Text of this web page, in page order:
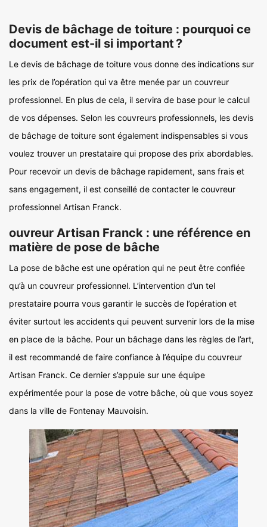
Devis de bâchage de toiture : pourquoi ce
document est-il si important ?
Le devis de bâchage de toiture vous donne des indications sur
les prix de l’opération qui va être menée par un couvreur
professionnel. En plus de cela, il servira de base pour le calcul
de vos dépenses. Selon les couvreurs professionnels, les devis
de bâchage de toiture sont également indispensables si vous
voulez trouver un prestataire qui propose des prix abordables.
Pour recevoir un devis de bâchage rapidement, sans frais et
sans engagement, il est conseillé de contacter le couvreur
professionnel Artisan Franck.
ouvreur Artisan Franck : une référence en
matière de pose de bâche
La pose de bâche est une opération qui ne peut être confiée
qu’à un couvreur professionnel. L’intervention d’un tel
prestataire pourra vous garantir le succès de l’opération et
éviter surtout les accidents qui peuvent survenir lors de la mise
en place de la bâche. Pour un bâchage dans les règles de l’art,
il est recommandé de faire confiance à l’équipe du couvreur
Artisan Franck. Ce dernier s’appuie sur une équipe
expérimentée pour la pose de votre bâche, où que vous soyez
dans la ville de Fontenay Mauvoisin.